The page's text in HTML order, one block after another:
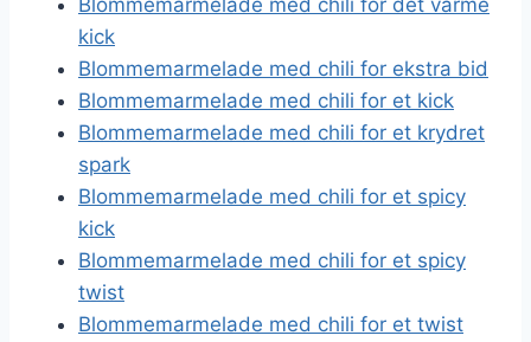
kick
Blommemarmelade med chili for ekstra bid
Blommemarmelade med chili for et kick
Blommemarmelade med chili for et krydret
spark
Blommemarmelade med chili for et spicy
kick
Blommemarmelade med chili for et spicy
twist
Blommemarmelade med chili for et twist